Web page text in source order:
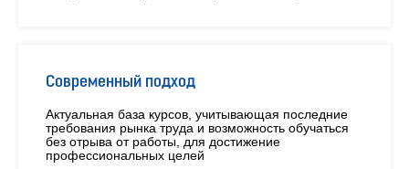
Современный подход
Актуальная база курсов, учитывающая последние
требования рынка труда и возможность обучаться
без отрыва от работы, для достижение
профессиональных целей